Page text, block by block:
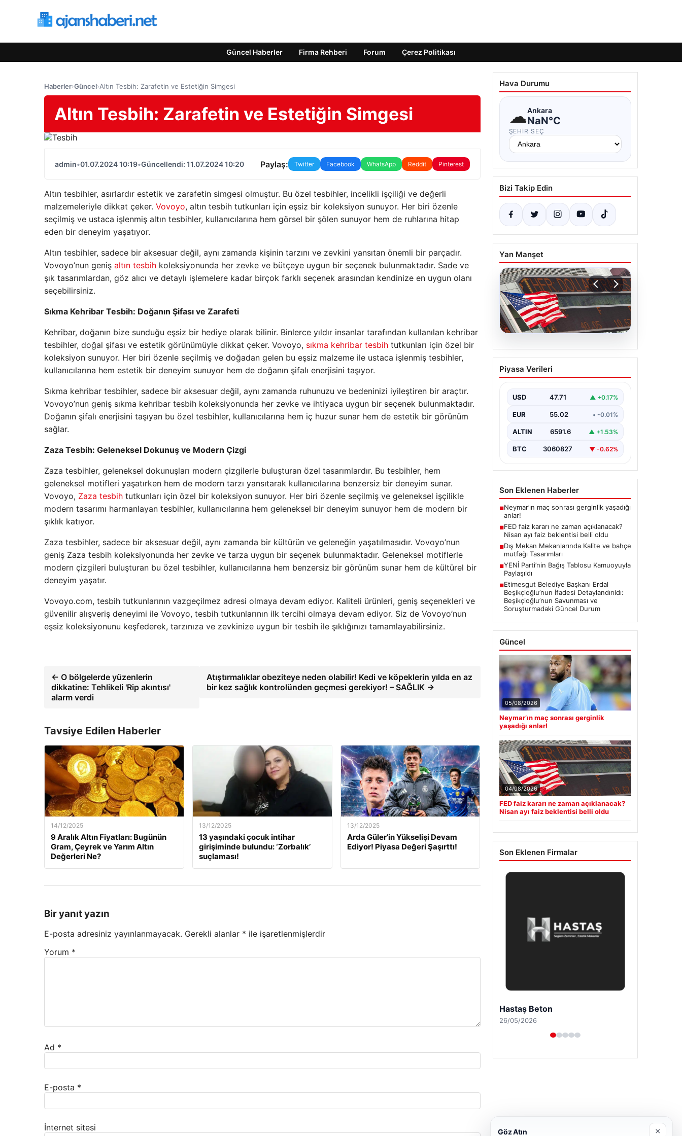
Güncel Haberler Firma Rehberi Forum Çerez Politikası
Haberler›Güncel›Altın Tesbih: Zarafetin ve Estetiğin Simgesi
Altın Tesbih: Zarafetin ve Estetiğin Simgesi
admin•01.07.2024 10:19•Güncellendi: 11.07.2024 10:20 Paylaş: Twitter Facebook WhatsApp Reddit Pinterest
Altın tesbihler, asırlardır estetik ve zarafetin simgesi olmuştur. Bu özel tesbihler, incelikli işçiliği ve değerli
malzemeleriyle dikkat çeker. Vovoyo, altın tesbih tutkunları için eşsiz bir koleksiyon sunuyor. Her biri özenle
seçilmiş ve ustaca işlenmiş altın tesbihler, kullanıcılarına hem görsel bir şölen sunuyor hem de ruhlarına hitap
eden bir deneyim yaşatıyor.
Altın tesbihler, sadece bir aksesuar değil, aynı zamanda kişinin tarzını ve zevkini yansıtan önemli bir parçadır.
Vovoyo’nun geniş altın tesbih koleksiyonunda her zevke ve bütçeye uygun bir seçenek bulunmaktadır. Sade ve
şık tasarımlardan, göz alıcı ve detaylı işlemelere kadar birçok farklı seçenek arasından kendinize en uygun olanı
seçebilirsiniz.
Sıkma Kehribar Tesbih: Doğanın Şifası ve Zarafeti
Kehribar, doğanın bize sunduğu eşsiz bir hediye olarak bilinir. Binlerce yıldır insanlar tarafından kullanılan kehribar
tesbihler, doğal şifası ve estetik görünümüyle dikkat çeker. Vovoyo, sıkma kehribar tesbih tutkunları için özel bir
koleksiyon sunuyor. Her biri özenle seçilmiş ve doğadan gelen bu eşsiz malzeme ile ustaca işlenmiş tesbihler,
kullanıcılarına hem estetik bir deneyim sunuyor hem de doğanın şifalı enerjisini taşıyor.
Sıkma kehribar tesbihler, sadece bir aksesuar değil, aynı zamanda ruhunuzu ve bedeninizi iyileştiren bir araçtır.
Vovoyo’nun geniş sıkma kehribar tesbih koleksiyonunda her zevke ve ihtiyaca uygun bir seçenek bulunmaktadır.
Doğanın şifalı enerjisini taşıyan bu özel tesbihler, kullanıcılarına hem iç huzur sunar hem de estetik bir görünüm
sağlar.
Zaza Tesbih: Geleneksel Dokunuş ve Modern Çizgi
Zaza tesbihler, geleneksel dokunuşları modern çizgilerle buluşturan özel tasarımlardır. Bu tesbihler, hem
geleneksel motifleri yaşatırken hem de modern tarzı yansıtarak kullanıcılarına benzersiz bir deneyim sunar.
Vovoyo, Zaza tesbih tutkunları için özel bir koleksiyon sunuyor. Her biri özenle seçilmiş ve geleneksel işçilikle
modern tasarımı harmanlayan tesbihler, kullanıcılarına hem geleneksel bir deneyim sunuyor hem de modern bir
şıklık katıyor.
Zaza tesbihler, sadece bir aksesuar değil, aynı zamanda bir kültürün ve geleneğin yaşatılmasıdır. Vovoyo’nun
geniş Zaza tesbih koleksiyonunda her zevke ve tarza uygun bir seçenek bulunmaktadır. Geleneksel motiflerle
modern çizgileri buluşturan bu özel tesbihler, kullanıcılarına hem benzersiz bir görünüm sunar hem de kültürel bir
deneyim yaşatır.
Vovoyo.com, tesbih tutkunlarının vazgeçilmez adresi olmaya devam ediyor. Kaliteli ürünleri, geniş seçenekleri ve
güvenilir alışveriş deneyimi ile Vovoyo, tesbih tutkunlarının ilk tercihi olmaya devam ediyor. Siz de Vovoyo’nun
eşsiz koleksiyonunu keşfederek, tarzınıza ve zevkinize uygun bir tesbih ile şıklığınızı tamamlayabilirsiniz.
← O bölgelerde yüzenlerin
dikkatine: Tehlikeli 'Rip akıntısı'
alarm verdi
Atıştırmalıklar obeziteye neden olabilir! Kedi ve köpeklerin yılda en az
bir kez sağlık kontrolünden geçmesi gerekiyor! – SAĞLIK →
Tavsiye Edilen Haberler
14/12/2025
9 Aralık Altın Fiyatları: Bugünün
Gram, Çeyrek ve Yarım Altın
Değerleri Ne?
13/12/2025
13 yaşındaki çocuk intihar
girişiminde bulundu: ‘Zorbalık’
suçlaması!
13/12/2025
Arda Güler’in Yükselişi Devam
Ediyor! Piyasa Değeri Şaşırttı!
Bir yanıt yazın
E-posta adresiniz yayınlanmayacak. Gerekli alanlar * ile işaretlenmişlerdir
Yorum *
Ad *
E-posta *
İnternet sitesi
Hava Durumu
☁Ankara
NaN°C
ŞEHIR SEÇ
Bizi Takip Edin
Yan Manşet
04.08.2026
FED faiz kararı ne zaman
açıklanacak? Nisan ayı
Piyasa Verileri
USD 47.71 ▲ +0.17%
EUR 55.02 • -0.01%
ALTIN 6591.6 ▲ +1.53%
BTC 3060827 ▼ -0.62%
Son Eklenen Haberler
■Neymar’ın maç sonrası gerginlik yaşadığı
anlar!
■FED faiz kararı ne zaman açıklanacak?
Nisan ayı faiz beklentisi belli oldu
■Dış Mekan Mekanlarında Kalite ve bahçe
mutfağı Tasarımları
■YENİ Parti’nin Bağış Tablosu Kamuoyuyla
Paylaşıldı
■Etimesgut Belediye Başkanı Erdal
Beşikçioğlu’nun İfadesi Detaylandırıldı:
Beşikçioğlu’nun Savunması ve
Soruşturmadaki Güncel Durum
Güncel
05/08/2026
Neymar’ın maç sonrası gerginlik
yaşadığı anlar!
04/08/2026
FED faiz kararı ne zaman açıklanacak?
Nisan ayı faiz beklentisi belli oldu
Son Eklenen Firmalar
Hastaş Beton
26/05/2026
Göz Atın ×